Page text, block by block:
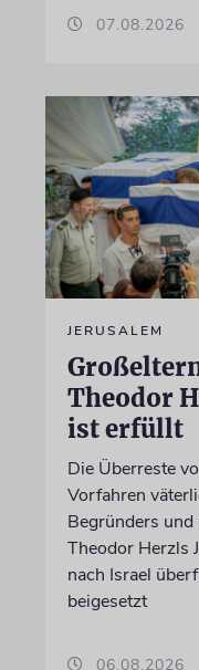
07.08.2026
JERUSALEM
Theodor
ist erfüllt
Die Überreste
Vorfahren
Begründers und
Theodor Herzls
nach Israel
beigesetzt
06.08.2026